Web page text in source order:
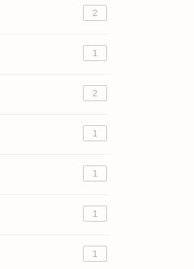
2
1
2
1
1
1
1